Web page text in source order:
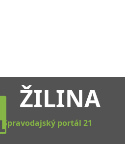
ŽILINA
Spravodajský portál 21